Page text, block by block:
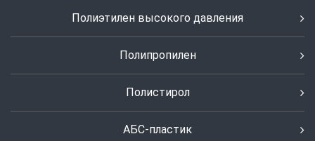
Полиэтилен высокого давления
Полипропилен
Полистирол
АБС-пластик